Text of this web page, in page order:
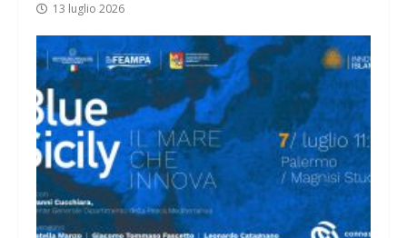
13 luglio 2026